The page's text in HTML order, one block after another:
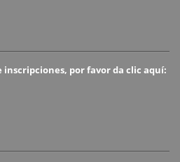
por favor da clic aquí: